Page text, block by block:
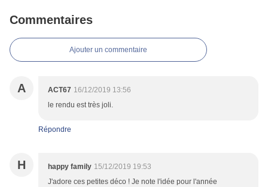
Commentaires
Ajouter un commentaire
A ACT67 16/12/2019 13:56
le rendu est très joli.
Répondre
H happy family 15/12/2019 19:53
J'adore ces petites déco ! Je note l'idée pour l'année